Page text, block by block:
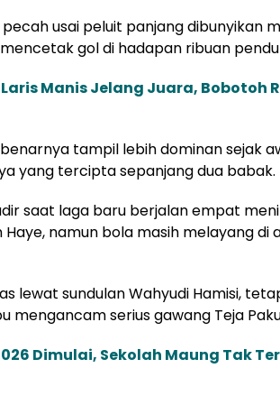
usai peluit panjang dibunyikan
gol di hadapan ribuan
Laris Manis Jelang Juara, Bobotoh
tampil lebih dominan sejak
yang tercipta sepanjang dua babak.
saat laga baru berjalan empat
namun bola masih melayang di
lewat sundulan Wahyudi Hamisi,
mengancam serius gawang Teja
Dimulai, Sekolah Maung Tak